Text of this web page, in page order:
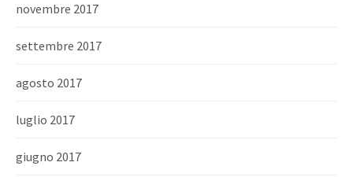
novembre 2017
settembre 2017
agosto 2017
luglio 2017
giugno 2017